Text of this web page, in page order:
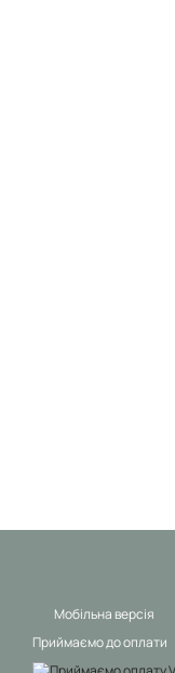
Мобільна версія
Приймаємо до оплати